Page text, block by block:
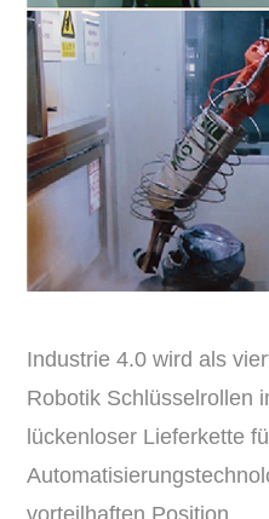
Industrie 4.0 wird als
Robotik Schlüsselrollen
lückenloser Lieferkette
vorteilhaften Position.